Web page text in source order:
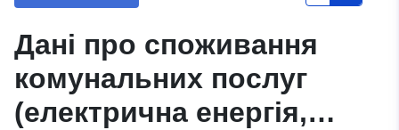
Дані про споживання
комунальних послуг
(електрична енергія,